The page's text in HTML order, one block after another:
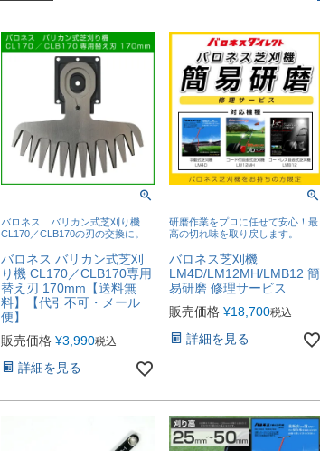
バロネス バリカン式芝刈り機
CL170／CLB170の刃の交換に。
バロネス バリカン式芝刈
り機 CL170／CLB170専用
替え刃 170mm【送料無
料】【代引不可・メール
便】
販売価格 ¥3,990税込
詳細を見る
研磨作業をプロに任せて安心！最
高の切れ味を取り戻します。
バロネス芝刈機
LM4D/LM12MH/LMB12 簡
易研磨 修理サービス
販売価格 ¥18,700税込
詳細を見る